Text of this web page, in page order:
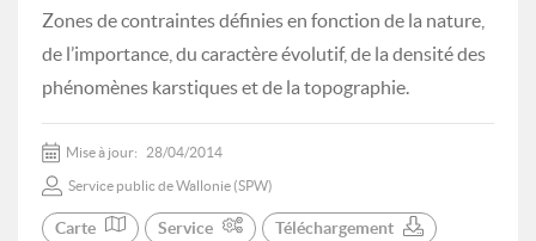
Zones de contraintes définies en fonction de la nature,
de l’importance, du caractère évolutif, de la densité des
phénomènes karstiques et de la topographie.
Mise à jour: 28/04/2014
Service public de Wallonie (SPW)
Carte Service Téléchargement